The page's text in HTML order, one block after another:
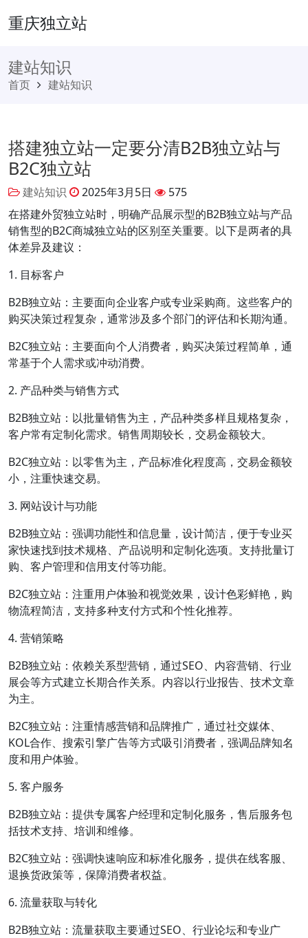
重庆独立站
建站知识
首页 建站知识
搭建独立站一定要分清B2B独立站与
B2C独立站
建站知识 2025年3月5日
575
在搭建外贸独立站时，明确产品展示型的B2B独立站与产品
销售型的B2C商城独立站的区别至关重要。以下是两者的具
体差异及建议：
1. 目标客户
B2B独立站：主要面向企业客户或专业采购商。这些客户的
购买决策过程复杂，通常涉及多个部门的评估和长期沟通。
B2C独立站：主要面向个人消费者，购买决策过程简单，通
常基于个人需求或冲动消费。
2. 产品种类与销售方式
B2B独立站：以批量销售为主，产品种类多样且规格复杂，
客户常有定制化需求。销售周期较长，交易金额较大。
B2C独立站：以零售为主，产品标准化程度高，交易金额较
小，注重快速交易。
3. 网站设计与功能
B2B独立站：强调功能性和信息量，设计简洁，便于专业买
家快速找到技术规格、产品说明和定制化选项。支持批量订
购、客户管理和信用支付等功能。
B2C独立站：注重用户体验和视觉效果，设计色彩鲜艳，购
物流程简洁，支持多种支付方式和个性化推荐。
4. 营销策略
B2B独立站：依赖关系型营销，通过SEO、内容营销、行业
展会等方式建立长期合作关系。内容以行业报告、技术文章
为主。
B2C独立站：注重情感营销和品牌推广，通过社交媒体、
KOL合作、搜索引擎广告等方式吸引消费者，强调品牌知名
度和用户体验。
5. 客户服务
B2B独立站：提供专属客户经理和定制化服务，售后服务包
括技术支持、培训和维修。
B2C独立站：强调快速响应和标准化服务，提供在线客服、
退换货政策等，保障消费者权益。
6. 流量获取与转化
B2B独立站：流量获取主要通过SEO、行业论坛和专业广